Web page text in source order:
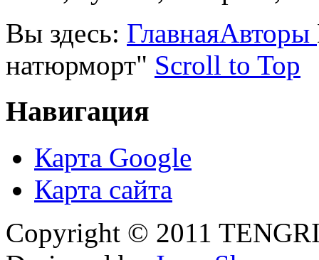
Вы здесь: ГлавнаяАвторы
натюрморт" Scroll to Top
Навигация
Карта Google
Карта сайта
Copyright © 2011